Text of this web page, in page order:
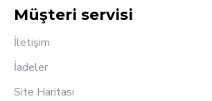
Müşteri servisi
İletişim
İadeler
Site Haritası